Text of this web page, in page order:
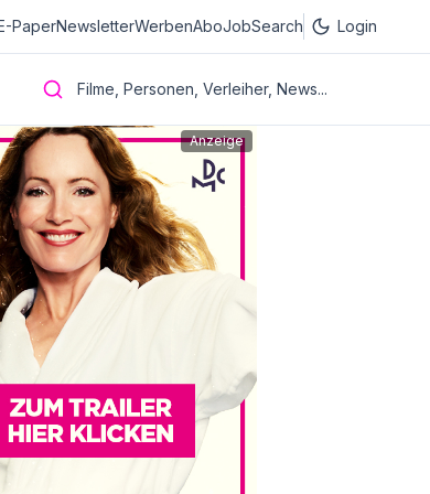
PaperNewsletterWerbenAboJobSearch Login
Filme, Personen, Verleiher, News...
Anzeige